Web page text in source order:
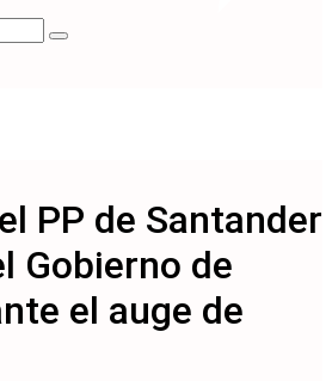
PP de Santander
Gobierno de
el auge de